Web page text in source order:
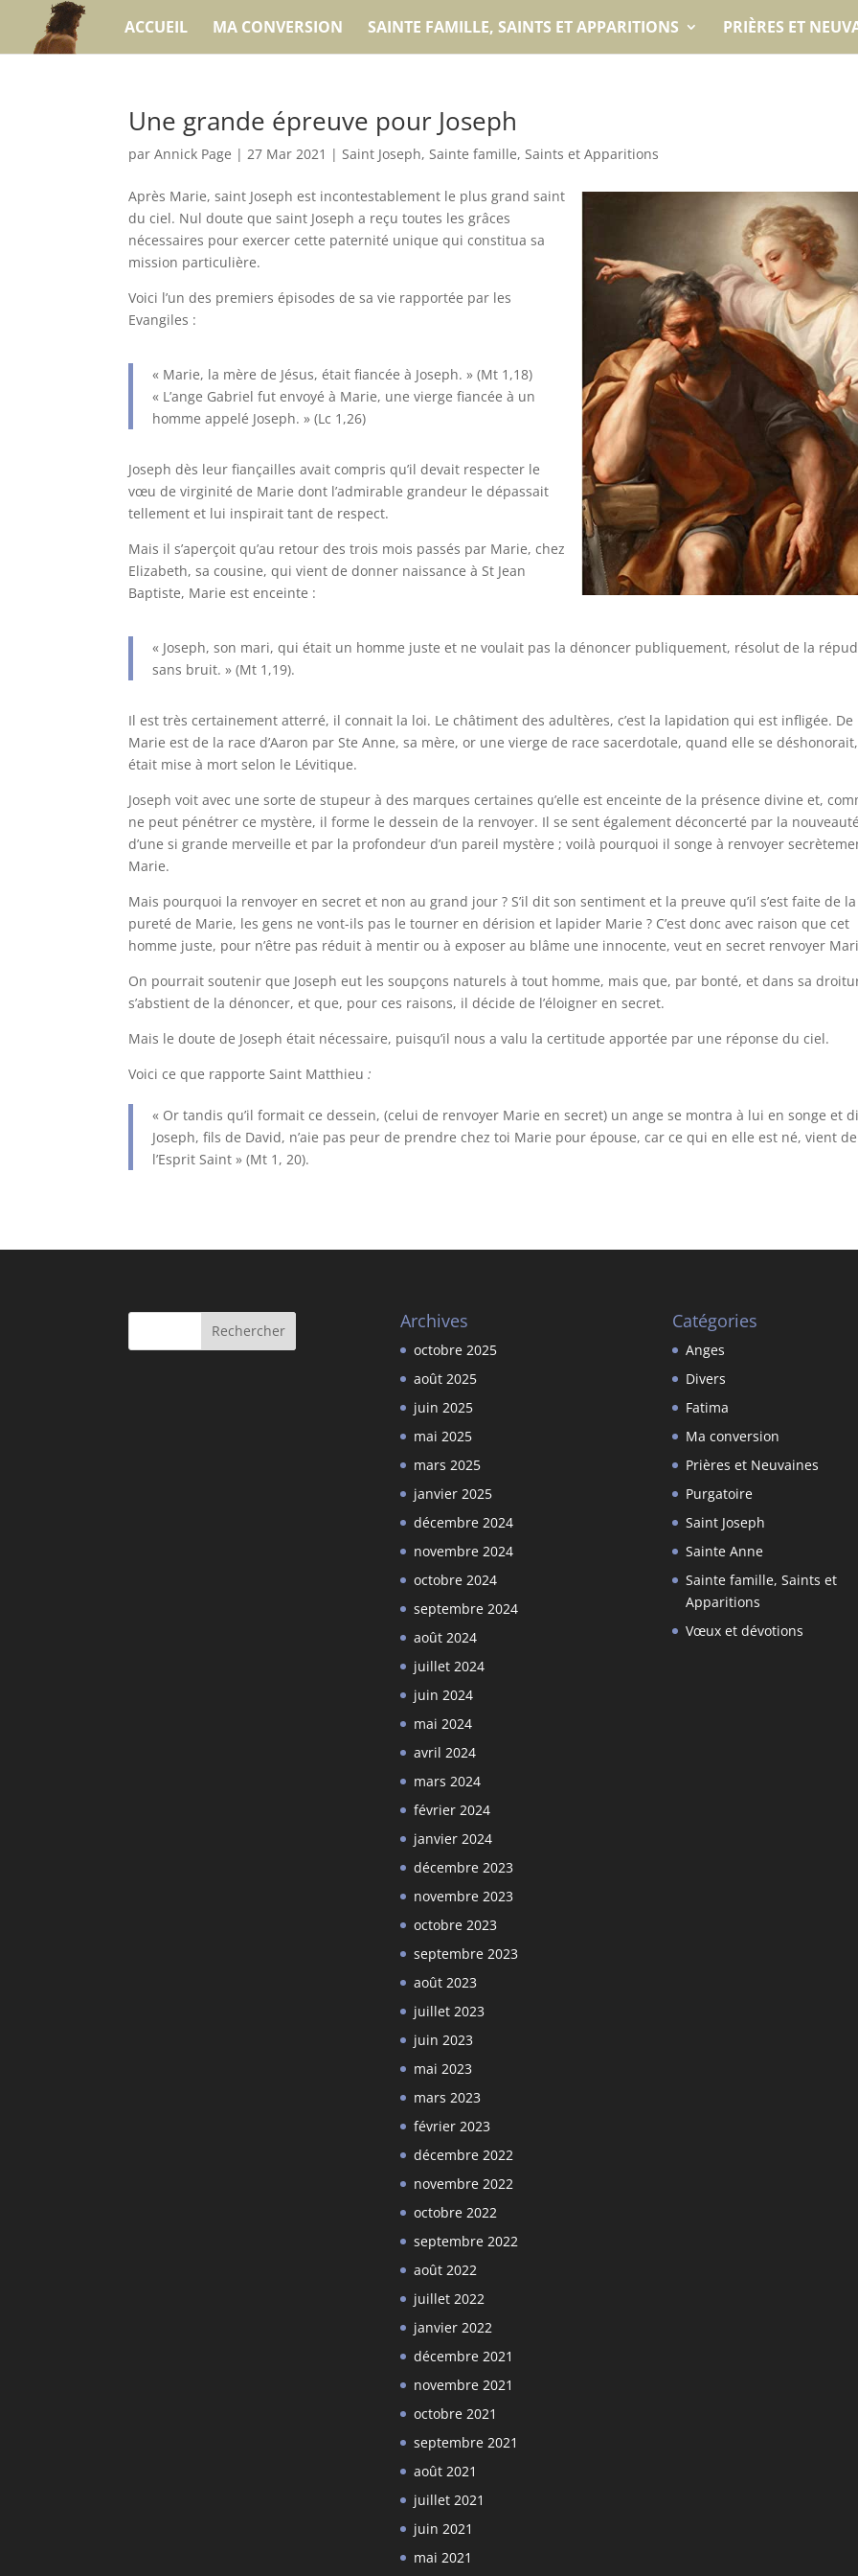
ACCUEIL MA CONVERSION SAINTE FAMILLE, SAINTS ET APPARITIONS PRIÈRES ET
Une grande épreuve pour Joseph
parAnnick Page |27 Mar 2021 |Saint Joseph,Sainte famille, Saints et Apparitions
Après Marie, saint Joseph est incontestablement le plus grand saint
du ciel. Nul doute que saint Joseph a reçu toutes les grâces
nécessaires pour exercer cette paternité unique qui constitua sa
mission particulière.
Voici l’un des premiers épisodes de sa vie rapportée par les
Evangiles :
« Marie, la mère de Jésus, était fiancée à Joseph. » (Mt 1,18)
« L’ange Gabriel fut envoyé à Marie, une vierge fiancée à un
homme appelé Joseph. » (Lc 1,26)
Joseph dès leur fiançailles avait compris qu’il devait respecter le
vœu de virginité de Marie dont l’admirable grandeur le dépassait
tellement et lui inspirait tant de respect.
Mais il s’aperçoit qu’au retour des trois mois passés par Marie, chez
Elizabeth, sa cousine, qui vient de donner naissance à St Jean
Baptiste, Marie est enceinte :
« Joseph, son mari, qui était un homme juste et ne voulait pas la dénoncer publiquement, résolut de la
sans bruit. » (Mt 1,19).
Il est très certainement atterré, il connait la loi. Le châtiment des adultères, c’est la lapidation qui est infligée. De
Marie est de la race d’Aaron par Ste Anne, sa mère, or une vierge de race sacerdotale, quand elle se déshonorait,
était mise à mort selon le Lévitique.
Joseph voit avec une sorte de stupeur à des marques certaines qu’elle est enceinte de la présence divine et,
ne peut pénétrer ce mystère, il forme le dessein de la renvoyer. Il se sent également déconcerté par la nouveauté
d’une si grande merveille et par la profondeur d’un pareil mystère ; voilà pourquoi il songe à renvoyer
Marie.
Mais pourquoi la renvoyer en secret et non au grand jour ? S’il dit son sentiment et la preuve qu’il s’est faite de la
pureté de Marie, les gens ne vont-ils pas le tourner en dérision et lapider Marie ? C’est donc avec raison que cet
homme juste, pour n’être pas réduit à mentir ou à exposer au blâme une innocente, veut en secret renvoyer
On pourrait soutenir que Joseph eut les soupçons naturels à tout homme, mais que, par bonté, et dans sa
s’abstient de la dénoncer, et que, pour ces raisons, il décide de l’éloigner en secret.
Mais le doute de Joseph était nécessaire, puisqu’il nous a valu la certitude apportée par une réponse du ciel.
Voici ce que rapporte Saint Matthieu:
« Or tandis qu’il formait ce dessein, (celui de renvoyer Marie en secret) un ange se montra à lui en songe et
Joseph, fils de David, n’aie pas peur de prendre chez toi Marie pour épouse, car ce qui en elle est né, vient de
l’Esprit Saint » (Mt 1, 20).
Archives
octobre 2025
août 2025
juin 2025
mai 2025
mars 2025
janvier 2025
décembre 2024
novembre 2024
octobre 2024
septembre 2024
août 2024
juillet 2024
juin 2024
mai 2024
avril 2024
mars 2024
février 2024
janvier 2024
décembre 2023
novembre 2023
octobre 2023
septembre 2023
août 2023
juillet 2023
juin 2023
mai 2023
mars 2023
février 2023
décembre 2022
novembre 2022
octobre 2022
septembre 2022
août 2022
juillet 2022
janvier 2022
décembre 2021
novembre 2021
octobre 2021
septembre 2021
août 2021
juillet 2021
juin 2021
mai 2021
Catégories
Anges
Divers
Fatima
Ma conversion
Prières et Neuvaines
Purgatoire
Saint Joseph
Sainte Anne
Sainte famille, Saints et
Apparitions
Vœux et dévotions